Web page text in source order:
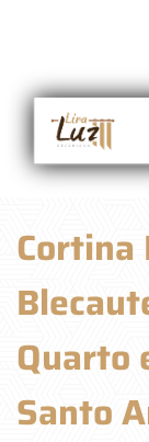
Cortina
Quarto
Santo